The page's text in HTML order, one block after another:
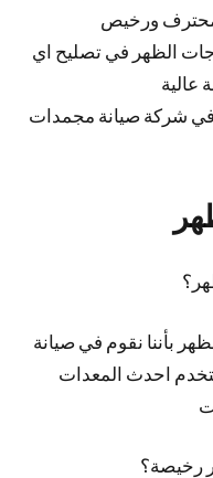
محترف ورخيص
الظهر في تصليح اي
عالية
في شركة صيانة مجمدات
بأننا نقوم في صيانة
احدث المعدات
رخيصة؟